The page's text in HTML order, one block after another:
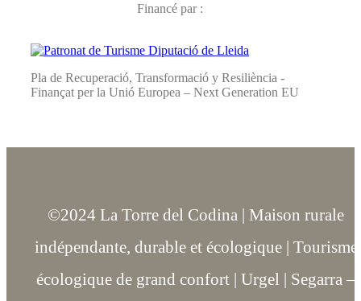
Financé par :
Pla de Recuperació, Transformació y Resiliència -
Finançat per la Unió Europea – Next Generation EU
©2024 La Torre del Codina | Maison rurale
indépendante, durable et écologique | Tourisme
écologique de grand confort | Urgel | Segarra –